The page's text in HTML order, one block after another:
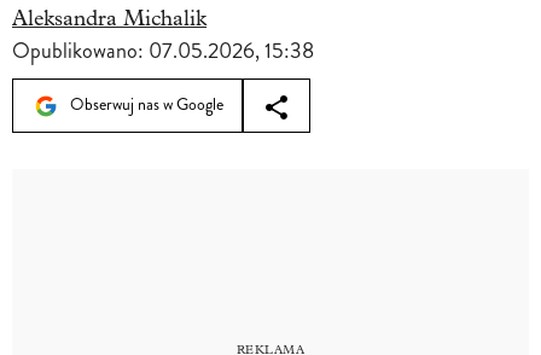
Aleksandra Michalik
Opublikowano: 07.05.2026, 15:38
Obserwuj nas w Google